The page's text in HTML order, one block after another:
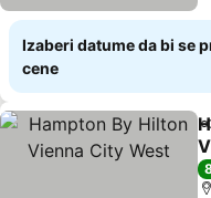
Izaberi datume da bi se
cene